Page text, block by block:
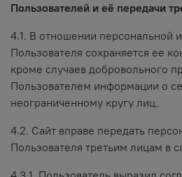
Пользователей и её передачи
4.1. В отношении персональной
Пользователя сохраняется ее
кроме случаев добровольного
Пользователем информации о
неограниченному кругу лиц.
4.2. Сайт вправе передать
Пользователя третьим лицам в